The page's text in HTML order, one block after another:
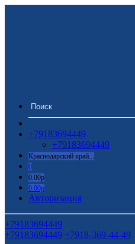
+79183694449
+79183694449
Краснодарский край...
0
0.00р
0.00р
Авторизация
+79183694449
+79183694449 +7918-369-44-49